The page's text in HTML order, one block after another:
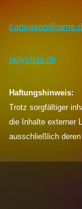
polyvista.de
Haftungshinweis:
Trotz sorgfältiger
die Inhalte externer
ausschließlich